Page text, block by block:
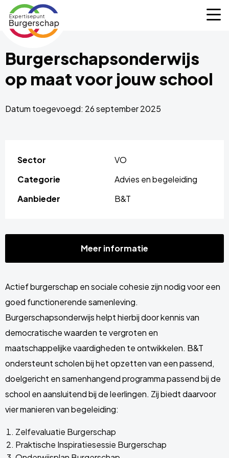
Expertisepunt
Burgerschap
Burgerschapsonderwijs
op maat voor jouw school
Datum toegevoegd: 26 september 2025
Sector
VO
Categorie
Advies en begeleiding
Aanbieder
B&T
Meer informatie
Actief burgerschap en sociale cohesie zijn nodig voor een
goed functionerende samenleving.
Burgerschapsonderwijs helpt hierbij door kennis van
democratische waarden te vergroten en
maatschappelijke vaardigheden te ontwikkelen. B&T
ondersteunt scholen bij het opzetten van een passend,
doelgericht en samenhangend programma passend bij de
school en aansluitend bij de leerlingen. Zij biedt daarvoor
vier manieren van begeleiding:
Zelfevaluatie Burgerschap
Praktische Inspiratiesessie Burgerschap